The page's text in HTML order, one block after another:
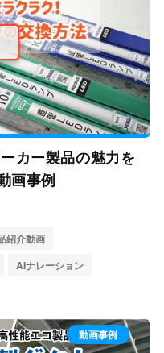
ープ
修 営業資料
広告
社内報
会社紹介
介
イベント
画
PowerPoint取込
カー製品の魅力を
画事例
紹介動画
AIナレーション
動画事例